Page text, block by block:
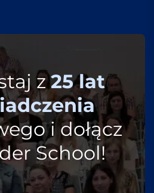
z25 lat
i dołącz
School!